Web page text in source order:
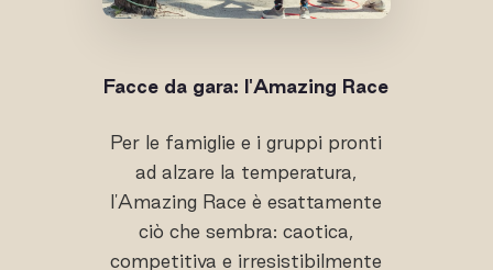
Facce da gara: l'Amazing Race
Per le famiglie e i gruppi pronti
ad alzare la temperatura,
l'Amazing Race è esattamente
ciò che sembra: caotica,
competitiva e irresistibilmente